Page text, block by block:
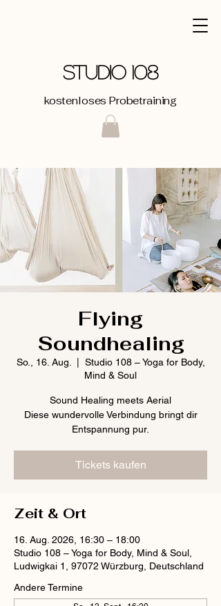
STUDIO 108
kostenloses Probetraining
Flying
Soundhealing
So., 16. Aug.
  |
Studio 108 – Yoga for Body,
Mind & Soul
Sound Healing meets Aerial
Diese wundervolle Verbindung bringt dir
Entspannung pur.
Tickets kaufen
Zeit & Ort
16. Aug. 2026, 16:30 – 18:00
Studio 108 – Yoga for Body, Mind & Soul,
Ludwigkai 1, 97072 Würzburg, Deutschland
Andere Termine